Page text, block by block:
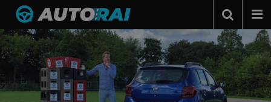
Autonieuws
Podcast
Autotests